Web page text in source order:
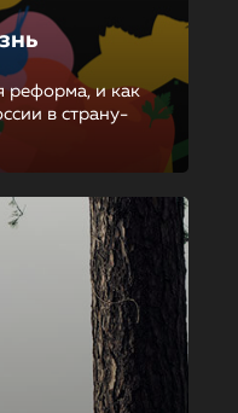
реформа, и как
в страну-